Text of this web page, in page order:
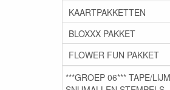
KAARTPAKKETTEN
BLOXXX PAKKET
FLOWER FUN PAKKET
***GROEP 06*** TAPE/LIJM